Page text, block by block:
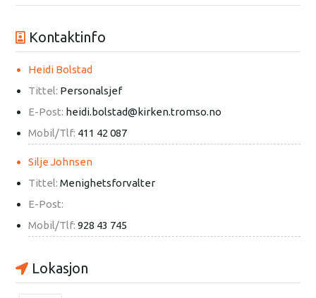
Kontaktinfo
Heidi Bolstad
Tittel: Personalsjef
E-Post: heidi.bolstad@kirken.tromso.no
Mobil/Tlf: 411 42 087
Silje Johnsen
Tittel: Menighetsforvalter
E-Post:
Mobil/Tlf: 928 43 745
Lokasjon